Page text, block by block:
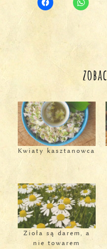
Kwiaty kasztanowca
Zioła są darem, a
nie towarem